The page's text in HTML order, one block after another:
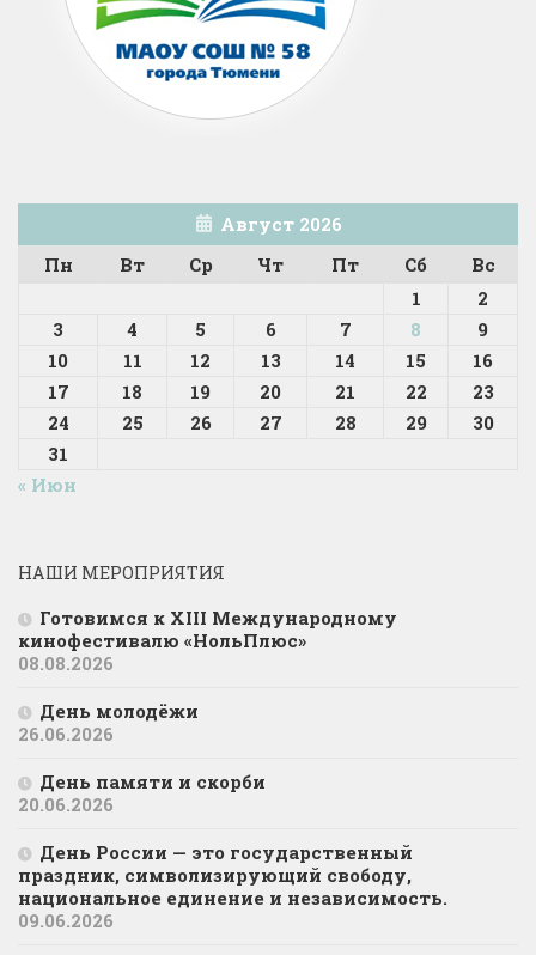
Август 2026
Пн
Вт Ср Чт Пт Сб
Вс
1
2
3
4 5 6 7 8
9
10
11 12 13 14 15
16
17
18 19 20 21 22
23
24
25 26 27 28 29
30
31
« Июн
НАШИ МЕРОПРИЯТИЯ
Готовимся к XIII Международному
кинофестивалю «НольПлюс»
08.08.2026
День молодёжи
26.06.2026
День памяти и скорби
20.06.2026
День России — это государственный
праздник, символизирующий свободу,
национальное единение и независимость.
09.06.2026